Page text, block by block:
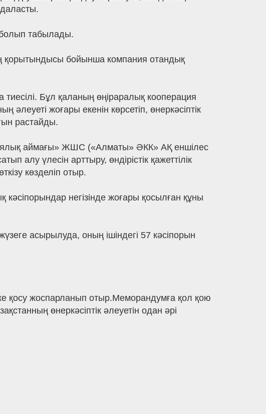
болып табылады.
қорытындысы бойынша компания отандық
Бұл қаланың өңіраралық кооперация
жоғары екенін көрсетіп, өнеркәсіптік
растайды.
аймағы» ЖШС («Алматы» ӘКК» АҚ еншілес
алу үлесін арттыру, өндірістік қажеттілік
көзделіп отыр.
негізінде жоғары қосылған құны
асырылуда, оның ішіндегі 57 кәсіпорын
қосу жоспарланып отыр.Меморандумға қол қою
өнеркәсіптік әлеуетін одан әрі